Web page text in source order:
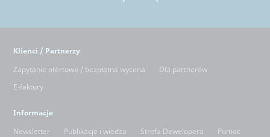
Klienci / Partnerzy
Zapytanie ofertowe / bezpłatna wycena
Dla partnerów
E-faktury
Informacje
Newsletter
Publikacje i wiedza Strefa Dewelopera
Pomoc